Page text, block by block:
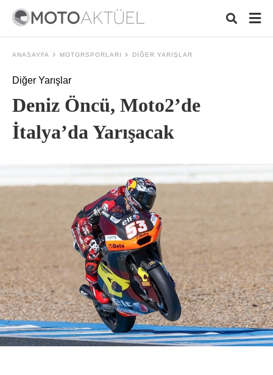
ANASAYFA MOTORSPORLARI DIĞER YARIŞLAR
Diğer Yarışlar
Deniz Öncü, Moto2’de
İtalya’da Yarışacak